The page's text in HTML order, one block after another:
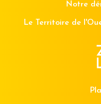
Notre
Le Territoire de